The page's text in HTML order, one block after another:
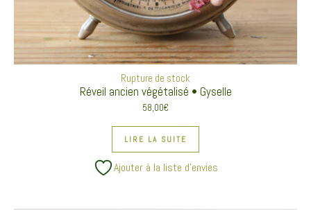
Rupture de stock
Réveil ancien végétalisé • Gyselle
58,00€
LIRE LA SUITE
Ajouter à la liste d’envies